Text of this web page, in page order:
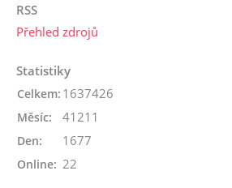
RSS
Přehled zdrojů
Statistiky
Online: 22
Celkem: 1637426
Měsíc: 41211
Den: 1677